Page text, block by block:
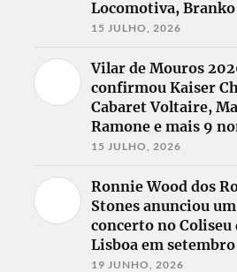
Locomotiva, Branko
15 JULHO, 2026
Vilar de Mouros
confirmou Kaiser
Cabaret Voltaire,
Ramone e mais 9
15 JULHO, 2026
Ronnie Wood dos
Stones anunciou um
concerto no Coliseu
Lisboa em setembro
19 JUNHO, 2026